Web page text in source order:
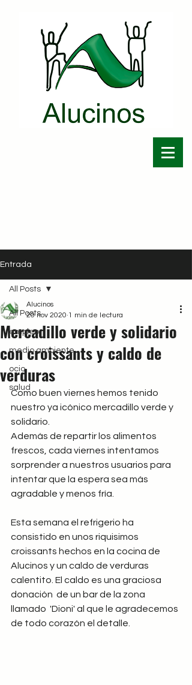
Entrada
All Posts
empleo
medio ambiente
ocio
salud
All Posts
Mercadillo verde y solidario
con croissants y caldo de
verduras
Alucinos
20 nov 2020 1 min de lectura
Como buen viernes hemos tenido
nuestro ya icónico mercadillo verde y
solidario.
Además de repartir los alimentos
frescos, cada viernes intentamos
sorprender a nuestros usuarios para
intentar que la espera sea más
agradable y menos fría.
Esta semana el refrigerio ha
consistido en unos riquisimos
croissants hechos en la cocina de
Alucinos y un caldo de verduras
calentito. El caldo es una graciosa
donación  de un bar de la zona
llamado  'Dioni' al que le agradecemos
de todo corazón el detalle.